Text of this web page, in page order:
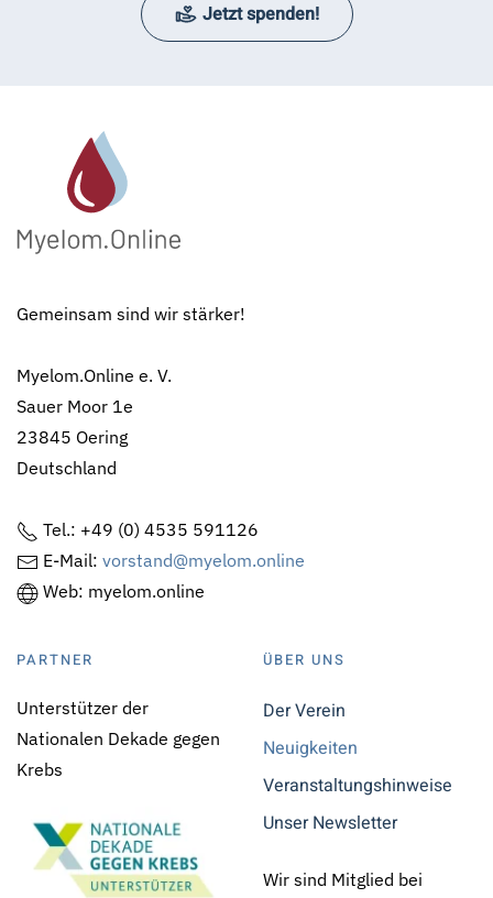
Jetzt spenden!
Gemeinsam sind wir stärker!
Myelom.Online e. V.
Sauer Moor 1e
23845 Oering
Deutschland
Tel.: +49 (0) 4535 591126
E-Mail: vorstand@myelom.online
Web: myelom.online
PARTNER
Unterstützer der
Nationalen Dekade gegen
Krebs
ÜBER UNS
Der Verein
Neuigkeiten
Veranstaltungshinweise
Unser Newsletter
Wir sind Mitglied bei